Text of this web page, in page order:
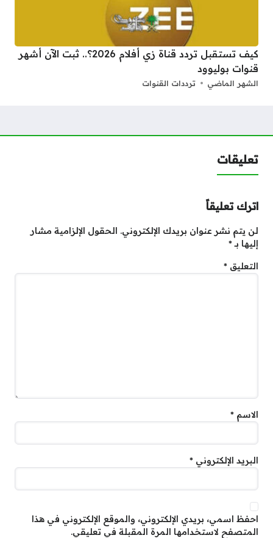
كيف تستقبل تردد قناة زي أفلام 2026؟.. ثبت الآن أشهر
قنوات بوليوود
الشهر الماضي ترددات القنوات
تعليقات
اترك تعليقاً
لن يتم نشر عنوان بريدك الإلكتروني. الحقول الإلزامية مشار
إليها بـ*
التعليق *
الاسم *
البريد الإلكتروني *
احفظ اسمي، بريدي الإلكتروني، والموقع الإلكتروني في هذا
المتصفح لاستخدامها المرة المقبلة في تعليقي.